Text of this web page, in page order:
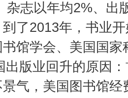
杂志以年均2%、出
了2013年，书业
馆学会、美国国
出版业回升的原因
气，美国图书馆